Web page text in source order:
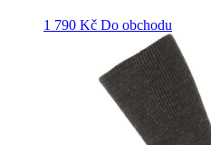
1 790 Kč Do obchodu